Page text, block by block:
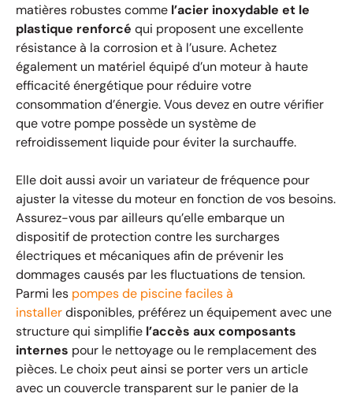
matières robustes comme l’acier inoxydable et le
plastique renforcé qui proposent une excellente
résistance à la corrosion et à l’usure. Achetez
également un matériel équipé d’un moteur à haute
efficacité énergétique pour réduire votre
consommation d’énergie. Vous devez en outre vérifier
que votre pompe possède un système de
refroidissement liquide pour éviter la surchauffe.
Elle doit aussi avoir un variateur de fréquence pour
ajuster la vitesse du moteur en fonction de vos besoins.
Assurez-vous par ailleurs qu’elle embarque un
dispositif de protection contre les surcharges
électriques et mécaniques afin de prévenir les
dommages causés par les fluctuations de tension.
Parmi les pompes de piscine faciles à
installerdisponibles, préférez un équipement avec une
structure qui simplifie l’accès aux composants
internes pour le nettoyage ou le remplacement des
pièces. Le choix peut ainsi se porter vers un article
avec un couvercle transparent sur le panier de la